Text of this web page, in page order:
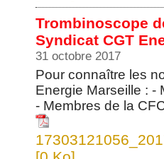
Trombinoscope
Syndicat CGT
31 octobre 2017
Pour connaître les
Energie Marseille : -
- Membres de la